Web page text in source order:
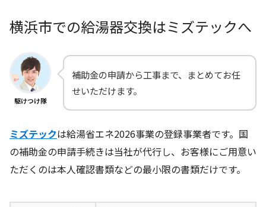
横浜市での給湯器交換はミズテックへ
駆けつけ隊
補助金の申請から工事まで、まとめてお任
せいただけます。
ミズテックは給湯省エネ2026事業の登録事業者です。国
の補助金の申請手続きは当社が代行し、お客様にご用意い
ただくのは本人確認書類などの最小限の書類だけです。